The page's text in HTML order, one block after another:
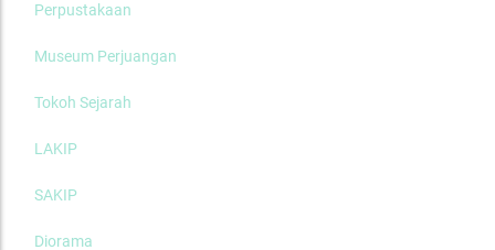
Perpustakaan
Museum Perjuangan
Tokoh Sejarah
LAKIP
SAKIP
Diorama